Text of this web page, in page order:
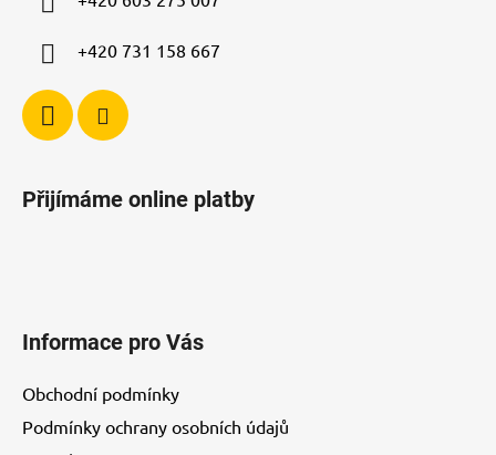
+420 731 158 667
Přijímáme online platby
Informace pro Vás
Obchodní podmínky
Podmínky ochrany osobních údajů